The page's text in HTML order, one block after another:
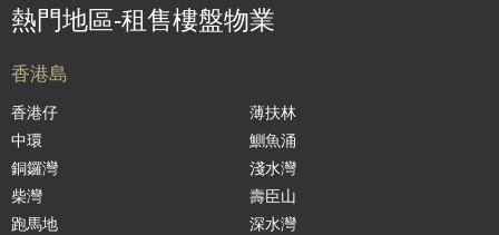
熱門地區-租售樓盤物業
香港島
香港仔
中環
銅鑼灣
柴灣
跑馬地
薄扶林
鰂魚涌
淺水灣
壽臣山
深水灣